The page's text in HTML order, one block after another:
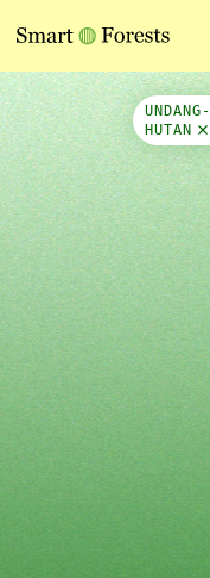
HUTAN